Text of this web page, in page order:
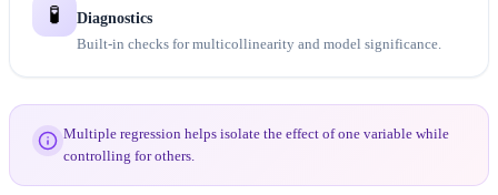
🧪
Diagnostics
Built-in checks for multicollinearity and model significance.
Multiple regression helps isolate the effect of one variable while
controlling for others.